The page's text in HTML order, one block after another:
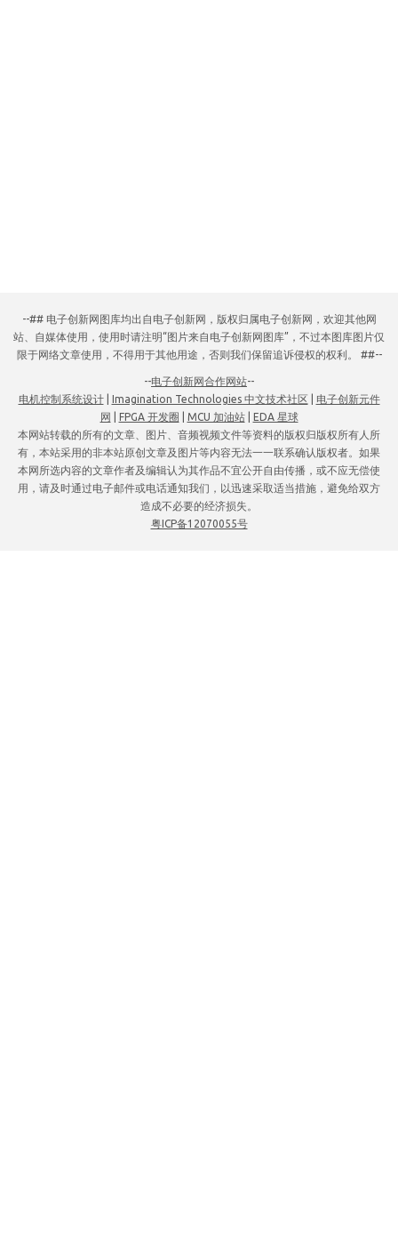
--## 电子创新网图库均出自电子创新网，版权归属电子创新网，欢迎其他网
站、自媒体使用，使用时请注明“图片来自电子创新网图库”，不过本图库图片仅
限于网络文章使用，不得用于其他用途，否则我们保留追诉侵权的权利。 ##--
--电子创新网合作网站--
电机控制系统设计| Imagination Technologies 中文技术社区
电子创新元件
网
FPGA 开发圈 MCU 加油站| EDA 星球
本网站转载的所有的文章、图片、音频视频文件等资料的版权归版权所有人所
有，本站采用的非本站原创文章及图片等内容无法一一联系确认版权者。如果
本网所选内容的文章作者及编辑认为其作品不宜公开自由传播，或不应无偿使
用，请及时通过电子邮件或电话通知我们，以迅速采取适当措施，避免给双方
造成不必要的经济损失。
粤ICP备12070055号